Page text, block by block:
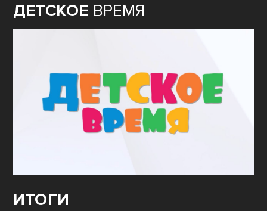
ДЕТСКОЕ ВРЕМЯ
ИТОГИ